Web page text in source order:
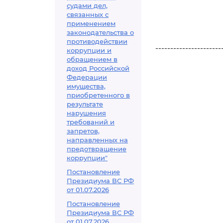
судами дел,
связанных с
применением
законодательства о
противодействии
коррупции и
обращением в
доход Российской
Федерации
имущества,
приобретенного в
результате
нарушения
требований и
запретов,
направленных на
предотвращение
коррупции"
Постановление
Президиума ВС РФ
от 01.07.2026
Постановление
Президиума ВС РФ